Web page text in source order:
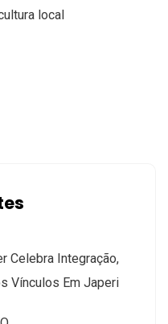
local
Celebra Integração,
Vínculos Em Japeri